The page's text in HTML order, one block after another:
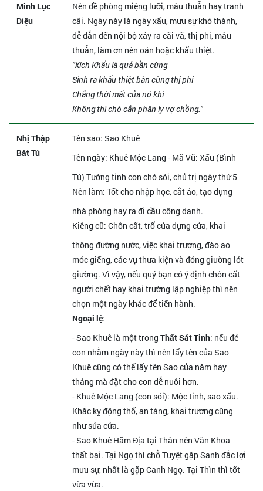
Minh Lục
Diệu
Nên đề phòng miệng lưỡi, mâu thuẫn hay tranh
cãi. Ngày này là ngày xấu, mưu sự khó thành,
dễ dẫn đến nội bộ xảy ra cãi vã, thị phi, mâu
thuẫn, làm ơn nên oán hoặc khẩu thiệt.
"Xích Khẩu là quả bần cùng
Sinh ra khẩu thiệt bàn cùng thị phi
Chẳng thời mất của nó khi
Không thì chó cắn phân ly vợ chồng."
Nhị Thập
Bát Tú
Tên sao: Sao Khuê
Tên ngày: Khuê Mộc Lang - Mã Vũ: Xấu (Bình
Tú) Tướng tinh con chó sói, chủ trị ngày thứ 5
Nên làm: Tốt cho nhập học, cắt áo, tạo dựng
nhà phòng hay ra đi cầu công danh.
Kiêng cữ: Chôn cất, trổ cửa dựng cửa, khai
thông đường nước, việc khai trương, đào ao
móc giếng, các vụ thưa kiện và đóng giường lót
giường. Vì vậy, nếu quý bạn có ý định chôn cất
người chết hay khai trường lập nghiệp thì nên
chọn một ngày khác để tiến hành.
Ngoại lệ:
- Sao Khuê là một trong Thất Sát Tinh: nếu đẻ
con nhằm ngày này thì nên lấy tên của Sao
Khuê cũng có thể lấy tên Sao của năm hay
tháng mà đặt cho con dễ nuôi hơn.
- Khuê Mộc Lang (con sói): Mộc tinh, sao xấu.
Khắc kỵ động thổ, an táng, khai trương cũng
như sửa cửa.
- Sao Khuê Hãm Địa tại Thân nên Văn Khoa
thất bại. Tại Ngọ thì chỗ Tuyệt gặp Sanh đắc lợi
mưu sự, nhất là gặp Canh Ngọ. Tại Thìn thì tốt
vừa vừa.